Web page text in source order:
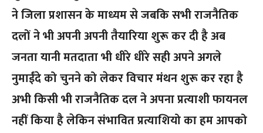
ने जिला प्रशासन के माध्यम से जबकि सभी राजनैतिक
दलों ने भी अपनी अपनी तैयारिया शुरू कर दी है अब
जनता यानी मतदाता भी धीरे धीरे सही अपने अगले
नुमाईंदे को चुनने को लेकर विचार मंथन शुरू कर रहा है
अभी किसी भी राजनैतिक दल ने अपना प्रत्याशी फायनल
नहीं किया है लेकिन संभावित प्रत्याशियो का हम आपको